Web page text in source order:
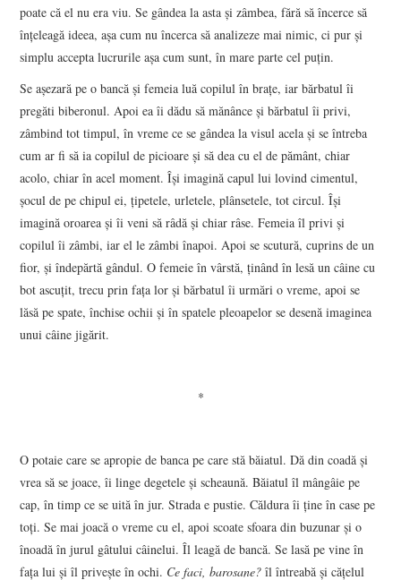
poate că el nu era viu. Se gândea la asta şi zâmbea, fără să încerce să
înţeleagă ideea, aşa cum nu încerca să analizeze mai nimic, ci pur şi
simplu accepta lucrurile aşa cum sunt, în mare parte cel puţin.
Se aşezară pe o bancă şi femeia luă copilul în braţe, iar bărbatul îi
pregăti biberonul. Apoi ea îi dădu să mănânce şi bărbatul îi privi,
zâmbind tot timpul, în vreme ce se gândea la visul acela şi se întreba
cum ar fi să ia copilul de picioare şi să dea cu el de pământ, chiar
acolo, chiar în acel moment. Îşi imagină capul lui lovind cimentul,
şocul de pe chipul ei, ţipetele, urletele, plânsetele, tot circul. Îşi
imagină oroarea şi îi veni să râdă şi chiar râse. Femeia îl privi şi
copilul îi zâmbi, iar el le zâmbi înapoi. Apoi se scutură, cuprins de un
fior, şi îndepărtă gândul. O femeie în vârstă, ţinând în lesă un câine cu
bot ascuţit, trecu prin faţa lor şi bărbatul îi urmări o vreme, apoi se
lăsă pe spate, închise ochii şi în spatele pleoapelor se desenă imaginea
unui câine jigărit.
*
O potaie care se apropie de banca pe care stă băiatul. Dă din coadă şi
vrea să se joace, îi linge degetele şi scheaună. Băiatul îl mângâie pe
cap, în timp ce se uită în jur. Strada e pustie. Căldura îi ţine în case pe
toţi. Se mai joacă o vreme cu el, apoi scoate sfoara din buzunar şi o
înoadă în jurul gâtului câinelui. Îl leagă de bancă. Se lasă pe vine în
faţa lui şi îl priveşte în ochi. Ce faci, barosane? îl întreabă şi căţelul